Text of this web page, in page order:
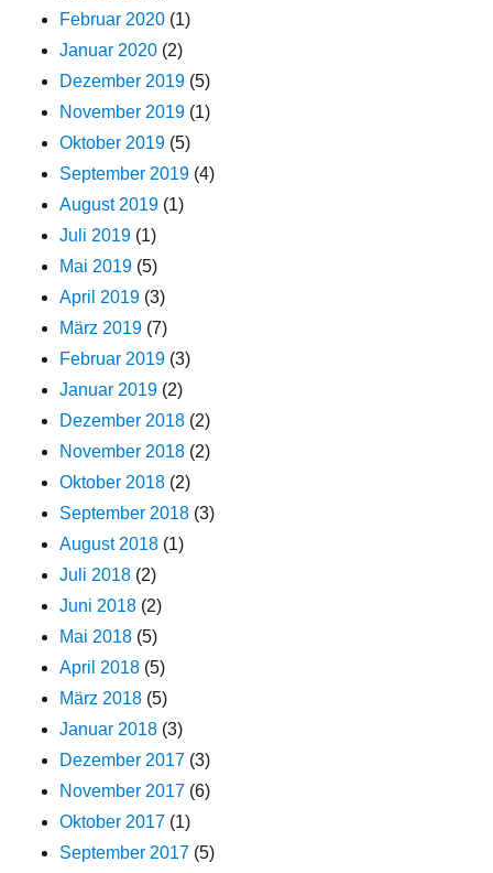
Februar 2020 (1)
Januar 2020 (2)
Dezember 2019 (5)
November 2019 (1)
Oktober 2019 (5)
September 2019 (4)
August 2019 (1)
Juli 2019 (1)
Mai 2019 (5)
April 2019 (3)
März 2019 (7)
Februar 2019 (3)
Januar 2019 (2)
Dezember 2018 (2)
November 2018 (2)
Oktober 2018 (2)
September 2018 (3)
August 2018 (1)
Juli 2018 (2)
Juni 2018 (2)
Mai 2018 (5)
April 2018 (5)
März 2018 (5)
Januar 2018 (3)
Dezember 2017 (3)
November 2017 (6)
Oktober 2017 (1)
September 2017 (5)